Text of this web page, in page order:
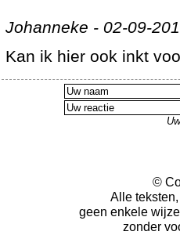
Johanneke - 02-09-
Kan ik hier ook inkt
©
Alle
geen enkele
zonder